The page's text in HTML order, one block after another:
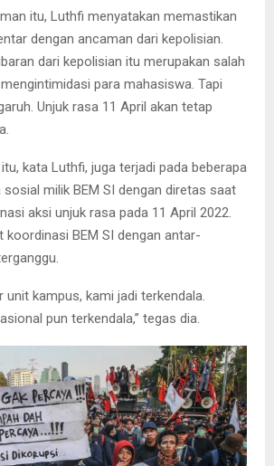
itu, Luthfi menyatakan memastikan
dengan ancaman dari kepolisian.
dari kepolisian itu merupakan salah
para mahasiswa. Tapi
Unjuk rasa 11 April akan tetap
kata Luthfi, juga terjadi pada beberapa
milik BEM SI dengan diretas saat
aksi unjuk rasa pada 11 April 2022.
koordinasi BEM SI dengan antar-
unit kampus, kami jadi terkendala.
pun terkendala,” tegas dia.